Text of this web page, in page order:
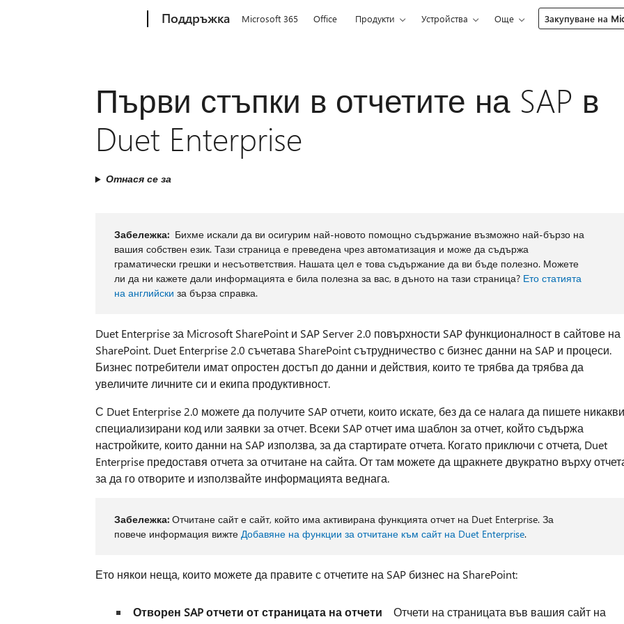
Поддръжка Microsoft 365 Office Продукти Устройства Още Закупуване на
Първи стъпки в отчетите на SAP в
Duet Enterprise
Отнася се за
Забележка: Бихме искали да ви осигурим най-новото помощно съдържание възможно най-бързо на
вашия собствен език. Тази страница е преведена чрез автоматизация и може да съдържа
граматически грешки и несъответствия. Нашата цел е това съдържание да ви бъде полезно. Можете
ли да ни кажете дали информацията е била полезна за вас, в дъното на тази страница? Ето статията
на английски за бърза справка.
Duet Enterprise за Microsoft SharePoint и SAP Server 2.0 повърхности SAP функционалност в сайтове на
SharePoint. Duet Enterprise 2.0 съчетава SharePoint сътрудничество с бизнес данни на SAP и процеси.
Бизнес потребители имат опростен достъп до данни и действия, които те трябва да трябва да
увеличите личните си и екипа продуктивност.
С Duet Enterprise 2.0 можете да получите SAP отчети, които искате, без да се налага да пишете никакви
специализирани код или заявки за отчет. Всеки SAP отчет има шаблон за отчет, който съдържа
настройките, които данни на SAP използва, за да стартирате отчета. Когато приключи с отчета, Duet
Enterprise предоставя отчета за отчитане на сайта. От там можете да щракнете двукратно върху
за да го отворите и използвайте информацията веднага.
Забележка: Отчитане сайт е сайт, който има активирана функцията отчет на Duet Enterprise. За
повече информация вижте Добавяне на функции за отчитане към сайт на Duet Enterprise.
Ето някои неща, които можете да правите с отчетите на SAP бизнес на SharePoint:
Отворен SAP отчети от страницата на отчети Отчети на страницата във вашия сайт на